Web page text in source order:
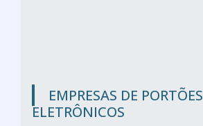
EMPRESAS DE PORTÕES
ELETRÔNICOS